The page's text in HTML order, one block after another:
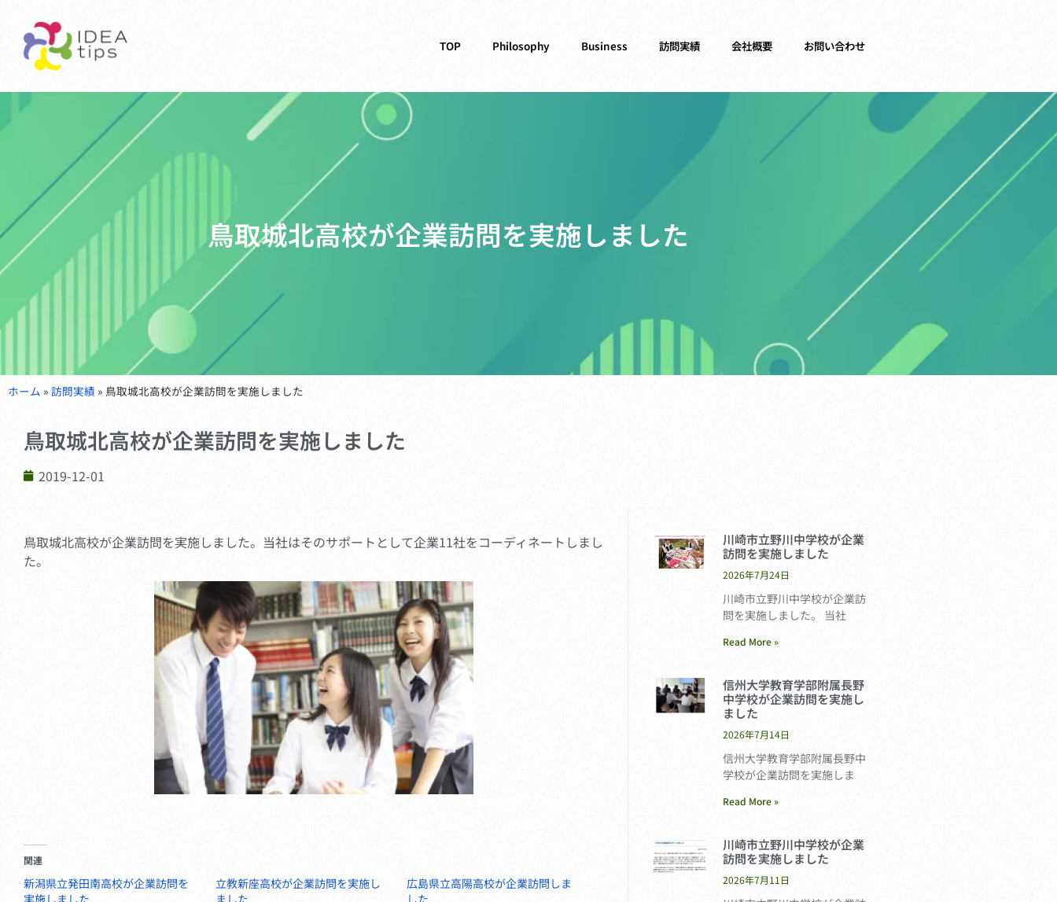
TOP Philosophy Business 訪問実績 会社概要 お問い合わせ
鳥取城北高校が企業訪問を実施しました
ホーム » 訪問実績 » 鳥取城北高校が企業訪問を実施しました
鳥取城北高校が企業訪問を実施しました
2019-12-01
鳥取城北高校が企業訪問を実施しました。当社はそのサポートとして企業11社をコーディネートしまし
た。
関連
新潟県立発田南高校が企業訪問を
立教新座高校が企業訪問を実施し
広島県立高陽高校が企業訪問しま
川崎市立野川中学校が企業
訪問を実施しました
2026年7月24日
川崎市立野川中学校が企業訪
問を実施しました。 当社
Read More »
信州大学教育学部附属長野
中学校が企業訪問を実施し
ました
2026年7月14日
信州大学教育学部附属長野中
学校が企業訪問を実施しま
Read More »
川崎市立野川中学校が企業
訪問を実施しました
2026年7月11日